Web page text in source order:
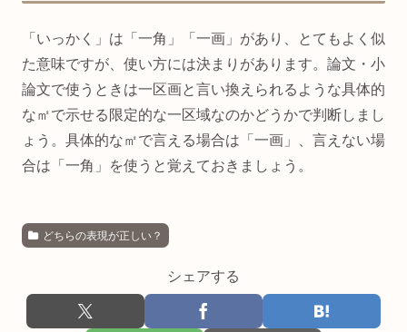
「いっかく」は「一角」「一画」があり、とてもよく似
た意味ですが、使い方には決まりがあります。論文・小
論文で使うときは一区画と言い換えられるような具体的
な㎡で示せる限定的な一区域なのかどうかで判断しまし
ょう。具体的な㎡で言える場合は「一画」、言えない場
合は「一角」を使うと覚えておきましょう。
どちらの表現が正しい？
シェアする